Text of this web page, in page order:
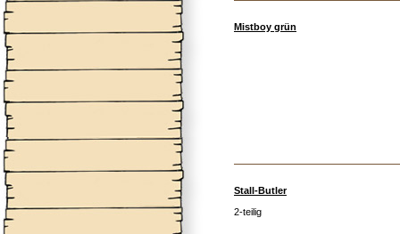
Mistboy grün
Stall-Butler
2-teilig